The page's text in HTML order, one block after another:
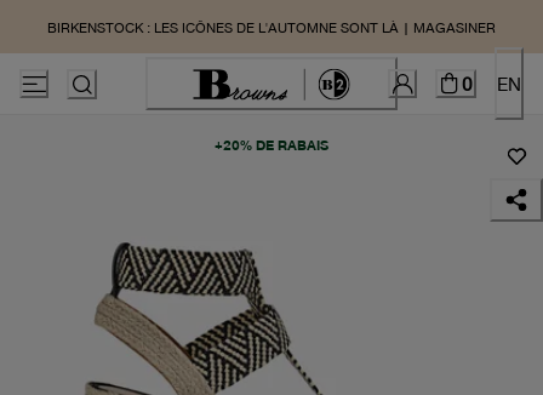
BIRKENSTOCK : LES ICÔNES DE L'AUTOMNE SONT LÀ | MAGASINER
0 EN
+20% DE RABAIS